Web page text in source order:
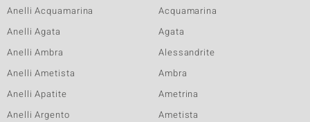
Anelli Acquamarina
Anelli Agata
Anelli Ambra
Anelli Ametista
Anelli Apatite
Anelli Argento
Acquamarina
Agata
Alessandrite
Ambra
Ametrina
Ametista